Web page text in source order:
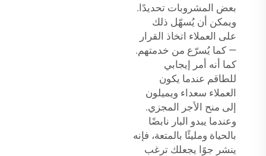
بعض المشروبات تحديدًا.
ويمكن أن يُسهّل ذلك
على العملاء اتخاذ القرار
— كما يُسرّع من خدمتهم.
كما أنه أمر إيجابي
للطاقم عندما يكون
العملاء سعداء ويميلون
إلى منح الأجر المجزي.
وعندما يبدو البار نابضًا
بالحياة ومليئًا بالمتعة، فإنه
ينشر جوًا يجعلك ترغب